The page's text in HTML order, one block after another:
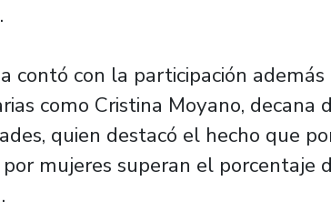
contó con la participación
como Cristina Moyano, decana
quien destacó el hecho que
mujeres superan el porcentaje